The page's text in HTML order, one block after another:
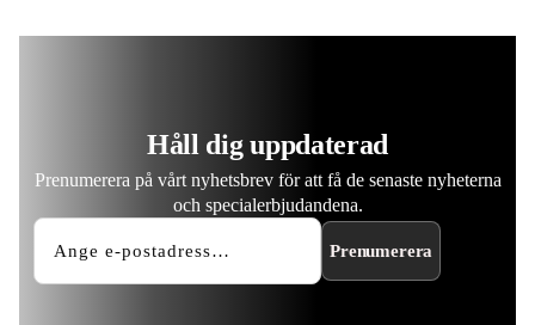
Håll dig uppdaterad
Prenumerera på vårt nyhetsbrev för att få de senaste nyheterna
och specialerbjudandena.
Prenumerera